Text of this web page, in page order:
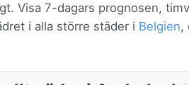
Visa 7-dagars prognosen,
i alla större städer i Belgien,